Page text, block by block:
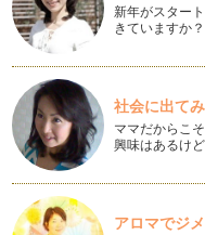
子どもと楽しむパーテ
小さい頃から、自分の誕
父母や両親である私たち
キッズパーティのアイデ
お誕生会を開くと決まっ
状作…
キッズパーティのアイ
春が待ち遠しい今日この
ンで…
新年がスター
きていますか
社会に出て
ママだからこ
興味はあるけ
アロマでジ